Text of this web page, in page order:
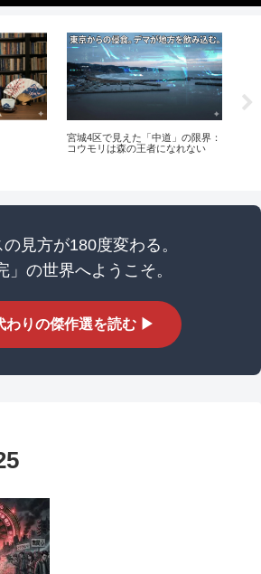
宮城4区で見えた「中道」の限界：
コウモリは森の王者になれない
見方が180度変わる。
」の世界へようこそ。
わりの傑作選を読む ▶